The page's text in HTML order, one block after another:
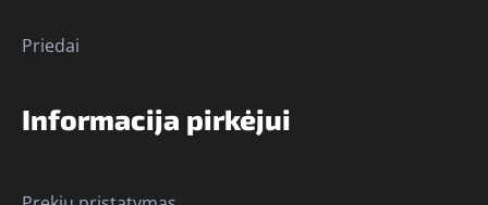
Priedai
Informacija pirkėjui